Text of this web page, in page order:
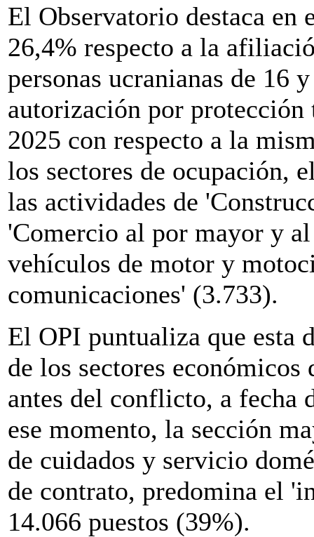
El Observatorio destaca en
26,4% respecto a la
personas ucranianas de 16
autorización por
2025 con respecto a la
los sectores de ocupación,
las actividades de
'Comercio al por mayor y
vehículos de motor y
comunicaciones' (3.733).
El OPI puntualiza que esta
de los sectores
antes del conflicto, a fecha
ese momento, la sección
de cuidados y servicio
de contrato, predomina el
14.066 puestos (39%).